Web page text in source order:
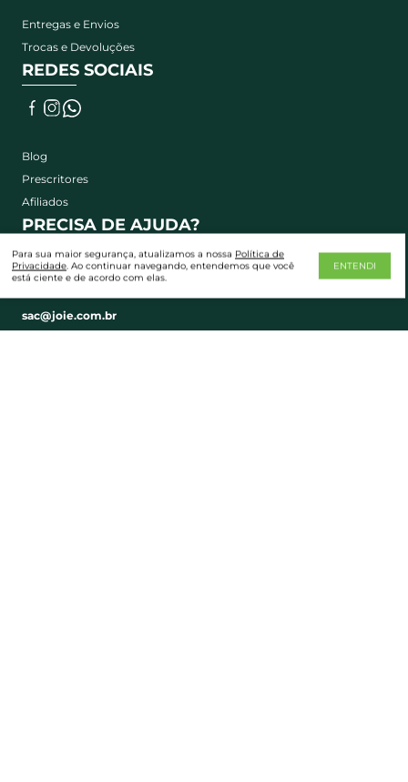
Para sua maior segurança, atualizamos a nossa Política de
Privacidade. Ao continuar navegando, entendemos que você
está ciente e de acordo com elas.
ENTENDI
Entregas e Envios
Trocas e Devoluções
REDES SOCIAIS
Blog
Prescritores
Afiliados
PRECISA DE AJUDA?
Entre em contato e esclareça suas dúvidas e problemas:
sac@joie.com.br